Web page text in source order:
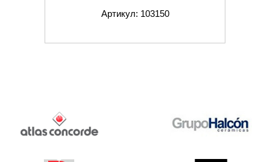
Артикул: 103150